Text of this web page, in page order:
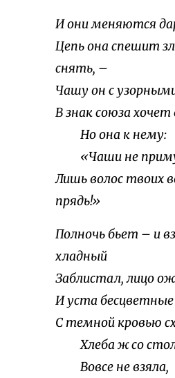
И они меняются
Цепь она спешит
снять, –
Чашу он с
В знак союза
Но она к нему:
«Чаши не
Лишь волос твоих
прядь!»
Полночь бьет – и
хладный
Заблистал, лицо
И уста
С темной кровью
Хлеба ж со
Вовсе не взяла,